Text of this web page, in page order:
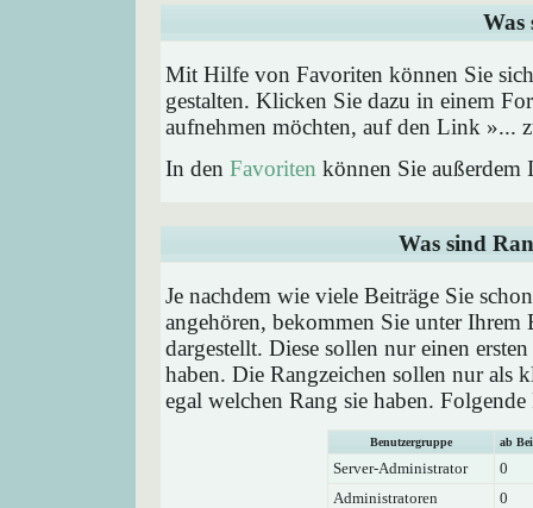
Was
Mit Hilfe von Favoriten können Sie
gestalten. Klicken Sie dazu in einem
aufnehmen möchten, auf den Link »...
In den Favoriten können Sie
Was sind
Je nachdem wie viele Beiträge Sie
angehören, bekommen Sie unter Ihrem
dargestellt. Diese sollen nur einen
haben. Die Rangzeichen sollen nur als
egal welchen Rang sie haben.
Benutzergruppe ab
Server-Administrator
0
Administratoren
0